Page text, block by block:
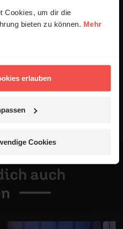
Cookies, um dir die
bieten zu können. Mehr
erlauben
Cookies
.
geprüft. Wir behalten
vor. Ein Recht auf
auch